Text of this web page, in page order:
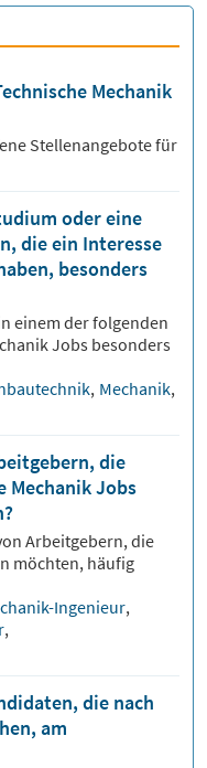
Mechanik
Stellenangebote für
oder eine
die ein Interesse
besonders
einem der folgenden
Jobs besonders
, Mechanik,
die
Mechanik Jobs
Arbeitgebern, die
möchten, häufig
Ingenieur,
,
die nach
am